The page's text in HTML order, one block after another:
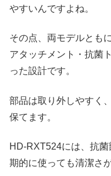
やすいんですよね。
その点、両モデルとも
アタッチメント・抗菌
った設計です。
部品は取り外しやすく
保てます。
HD‑RXT524には、抗
期的に使っても清潔さ